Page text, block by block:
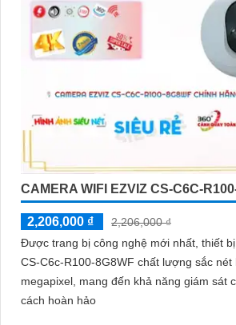
CAMERA WIFI EZVIZ CS-C6C-
2,206,000 ₫
2,206,000 ₫
Được trang bị công nghệ mới nhất, thiết
CS-C6c-R100-8G8WF chất lượng sắc nét
megapixel, mang đến khả năng giám sát
cách hoàn hảo